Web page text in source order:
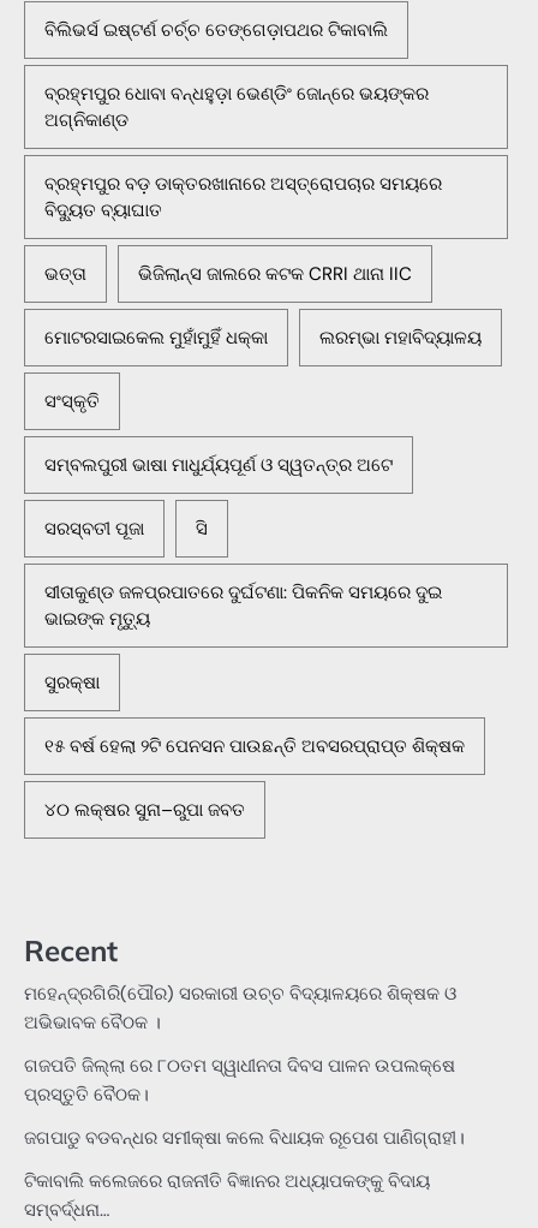
ବିଲିଭର୍ସ ଇଷ୍ଟର୍ଣ ଚର୍ଚ୍ଚ ତେଙ୍ଗେଡ଼ାପଥର ଟିକାବାଲି
ବ୍ରହ୍ମପୁର ଧୋବା ବନ୍ଧହୁଡ଼ା ଭେଣ୍ଡିଂ ଜୋନ୍‌ରେ ଭୟଙ୍କର
ଅଗ୍ନିକାଣ୍ଡ
ବ୍ରହ୍ମପୁର ବଡ଼ ଡାକ୍ତରଖାନାରେ ଅସ୍ତ୍ରୋପଚାର ସମୟରେ
ବିଦ୍ୟୁତ ବ୍ୟାଘାତ
ଭତ୍ତା ଭିଜିଲାନ୍ସ ଜାଲରେ କଟକ CRRI ଥାନା IIC
ମୋଟରସାଇକେଲ ମୁହାଁମୁହିଁ ଧକ୍କା ଲରମ୍ଭା ମହାବିଦ୍ୟାଳୟ
ସଂସ୍କୃତି
ସମ୍ବଲପୁରୀ ଭାଷା ମାଧୁର୍ଯ୍ୟପୂର୍ଣ ଓ ସ୍ୱତନ୍ତ୍ର ଅଟେ
ସରସ୍ବତୀ ପୂଜା ସି
ସୀତାକୁଣ୍ଡ ଜଳପ୍ରପାତରେ ଦୁର୍ଘଟଣା: ପିକନିକ ସମୟରେ ଦୁଇ
ଭାଇଙ୍କ ମୃତ୍ୟୁ
ସୁରକ୍ଷା
୧୫ ବର୍ଷ ହେଲା ୨ଟି ପେନସନ ପାଉଛନ୍ତି ଅବସରପ୍ରାପ୍ତ ଶିକ୍ଷକ
୪୦ ଲକ୍ଷର ସୁନା–ରୁପା ଜବତ
Recent
ମହେନ୍ଦ୍ରଗିରି(ପୌର) ସରକାରୀ ଉଚ୍ଚ ବିଦ୍ୟାଳୟରେ ଶିକ୍ଷକ ଓ
ଅଭିଭାବକ ବୈଠକ ।
ଗଜପତି ଜିଲ୍ଲା ରେ ୮୦ତମ ସ୍ୱାଧୀନତା ଦିବସ ପାଳନ ଉପଲକ୍ଷେ
ପ୍ରସ୍ତୁତି ବୈଠକ।
ଜଗପାଡୁ ବଡବନ୍ଧର ସମୀକ୍ଷା କଲେ ବିଧାୟକ ରୂପେଶ ପାଣିଗ୍ରାହୀ।
ଟିକାବାଲି କଲେଜରେ ରାଜନୀତି ବିଜ୍ଞାନର ଅଧ୍ୟାପକଙ୍କୁ ବିଦାୟ
ସମ୍ବର୍ଦ୍ଧନା…